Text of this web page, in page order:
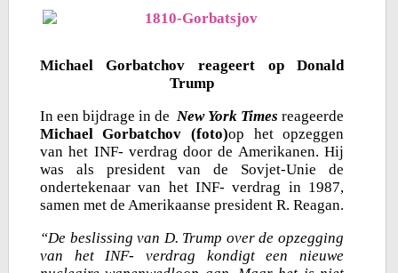
Michael Gorbatchov reageert op Donald
Trump
In een bijdrage in de New York Times reageerde
Michael Gorbatchov (foto)op het opzeggen
van het INF- verdrag door de Amerikanen. Hij
was als president van de Sovjet-Unie de
ondertekenaar van het INF- verdrag in 1987,
samen met de Amerikaanse president R. Reagan.
“De beslissing van D. Trump over de opzegging
van het INF- verdrag kondigt een nieuwe